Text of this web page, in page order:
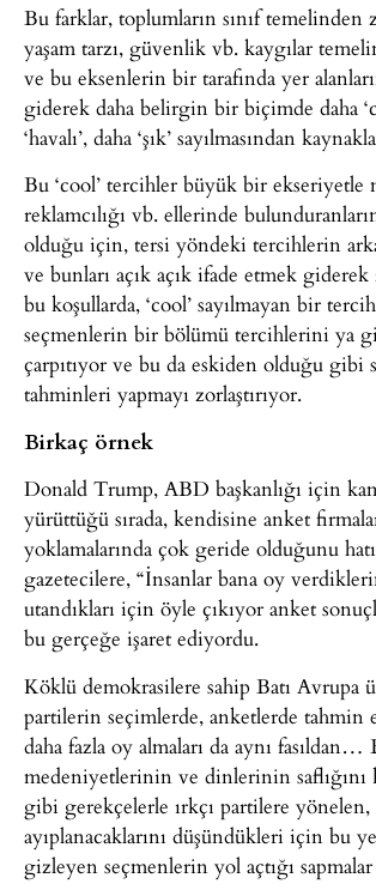
Bu farklar, toplumların sınıf
yaşam tarzı, güvenlik vb. kaygılar
ve bu eksenlerin bir tarafında yer
giderek daha belirgin bir biçimde daha
‘havalı’, daha ‘şık’ sayılmasından
Bu ‘cool’ tercihler büyük bir ekseriyetle
reklamcılığı vb. ellerinde
olduğu için, tersi yöndeki tercihlerin
ve bunları açık açık ifade etmek giderek
bu koşullarda, ‘cool’ sayılmayan bir
seçmenlerin bir bölümü tercihlerini ya
çarpıtıyor ve bu da eskiden olduğu gibi
tahminleri yapmayı zorlaştırıyor.
Birkaç örnek
Donald Trump, ABD başkanlığı için
yürüttüğü sırada, kendisine anket
yoklamalarında çok geride olduğunu
gazetecilere, “İnsanlar bana oy
utandıkları için öyle çıkıyor anket
bu gerçeğe işaret ediyordu.
Köklü demokrasilere sahip Batı Avrupa
partilerin seçimlerde, anketlerde tahmin
daha fazla oy almaları da aynı fasıldan…
medeniyetlerinin ve dinlerinin saflığını
gibi gerekçelerle ırkçı partilere yönelen,
ayıplanacaklarını düşündükleri için bu
gizleyen seçmenlerin yol açtığı